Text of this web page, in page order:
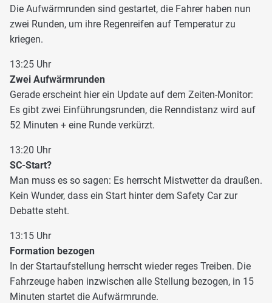
Die Aufwärmrunden sind gestartet, die Fahrer haben nun
zwei Runden, um ihre Regenreifen auf Temperatur zu
kriegen.
13:25 Uhr
Zwei Aufwärmrunden
Gerade erscheint hier ein Update auf dem Zeiten-Monitor:
Es gibt zwei Einführungsrunden, die Renndistanz wird auf
52 Minuten + eine Runde verkürzt.
13:20 Uhr
SC-Start?
Man muss es so sagen: Es herrscht Mistwetter da draußen.
Kein Wunder, dass ein Start hinter dem Safety Car zur
Debatte steht.
13:15 Uhr
Formation bezogen
In der Startaufstellung herrscht wieder reges Treiben. Die
Fahrzeuge haben inzwischen alle Stellung bezogen, in 15
Minuten startet die Aufwärmrunde.